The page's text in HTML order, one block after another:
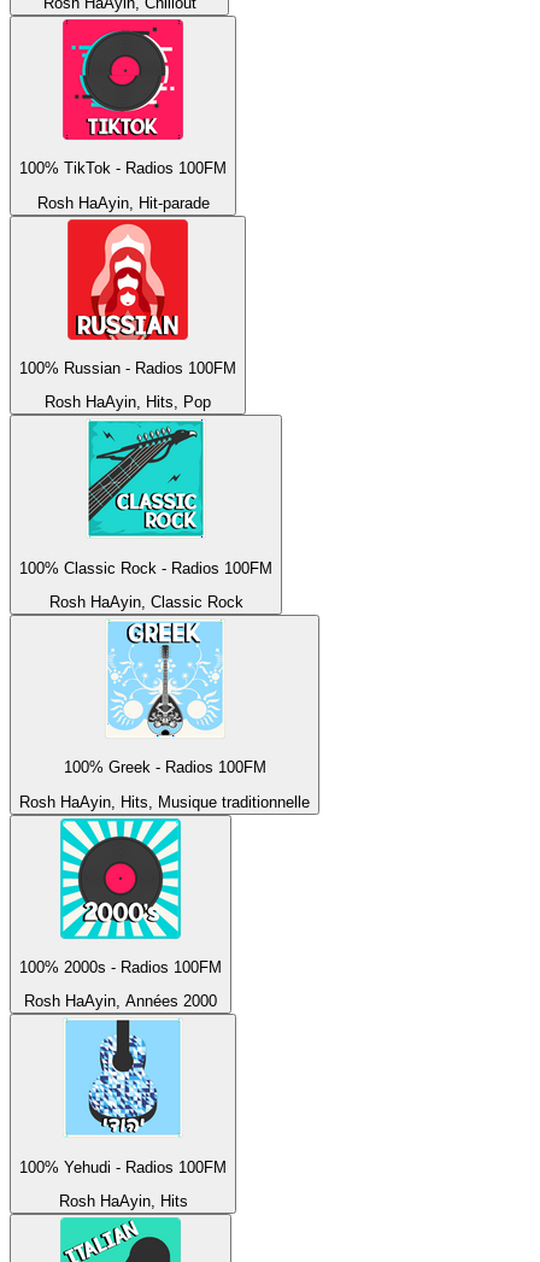
100% TikTok - Radios 100FM
Rosh HaAyin, Hit-parade
100% Russian - Radios 100FM
Rosh HaAyin, Hits, Pop
100% Classic Rock - Radios 100FM
Rosh HaAyin, Classic Rock
100% Greek - Radios 100FM
Rosh HaAyin, Hits, Musique traditionnelle
100% 2000s - Radios 100FM
Rosh HaAyin, Années 2000
100% Yehudi - Radios 100FM
Rosh HaAyin, Hits